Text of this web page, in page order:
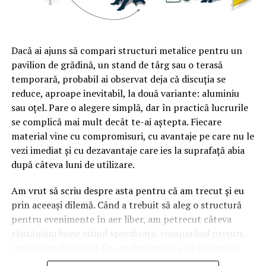
dispoziţie de plata a obligaţiilor bugetare că şi impozitul;
sănătate, în schimbul plăţii sale de către asigurat; cei
care sunt scutiţi de cass primesc de la sistemul public
serviciile de sănătate (inclusiv medicamente gratuite sau
compensate) în baza principiului solidarităţii, dar nici
acest aspect nu transformă contribuţia noastră în
impozit sau taxa, întrucât refuzul plăţii cass nu se
sancţionează doar cu executarea silită şi cu penalităţile,
că în cazul impozitelor şi taxelor, ci şi cu refuzul
prestaţiilor de asigurări de sănătate, exact că în cazul
asigurărilor de bunuri;
(ii)Fiscul ar fi putut face aceste regularizari imediat,
începând din 2013, întrucât veniturile persoanelor
Dacă ai ajuns să compari structuri metalice pentru un
pavilion de grădină, un stand de târg sau o terasă
temporară, probabil ai observat deja că discuția se
reduce, aproape inevitabil, la două variante: aluminiu
sau oțel. Pare o alegere simplă, dar în practică lucrurile
se complică mai mult decât te-ai aștepta. Fiecare
material vine cu compromisuri, cu avantaje pe care nu le
vezi imediat și cu dezavantaje care ies la suprafață abia
după câteva luni de utilizare.
Am vrut să scriu despre asta pentru că am trecut și eu
prin aceeași dilemă. Când a trebuit să aleg o structură
pentru evenimente în aer liber, am petrecut câteva
săptămâni bune citind specificații, comparând prețuri,
„corect” depinde mult de context, de cât de des muți